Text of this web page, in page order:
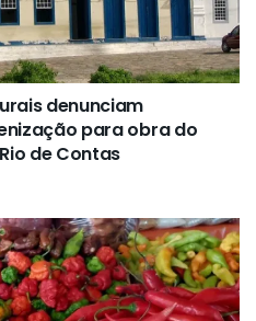
denunciam
para obra do
de Contas